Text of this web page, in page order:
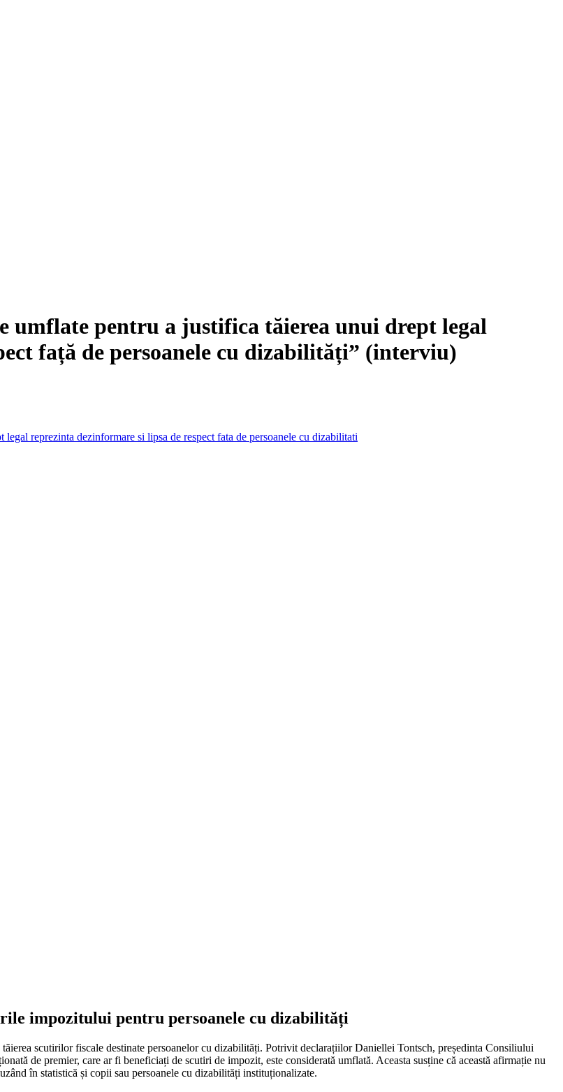
umflate pentru a justifica tăierea unui drept legal
față de persoanele cu dizabilități” (interviu)
impozitului pentru persoanele cu dizabilități
scutirilor fiscale destinate persoanelor cu dizabilități. Potrivit declarațiilor Daniellei Tontsch, președinta Consiliului
de premier, care ar fi beneficiați de scutiri de impozit, este considerată umflată. Aceasta susține că această afirmație nu
în statistică și copii sau persoanele cu dizabilități instituționalizate.